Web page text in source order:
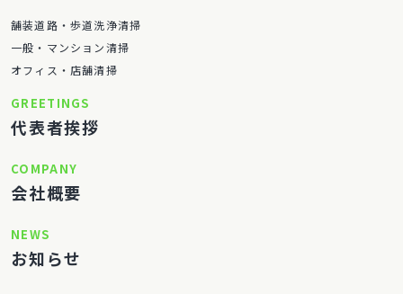
舗装道路・歩道洗浄清掃
一般・マンション清掃
オフィス・店舗清掃
GREETINGS
代表者挨拶
COMPANY
会社概要
NEWS
お知らせ